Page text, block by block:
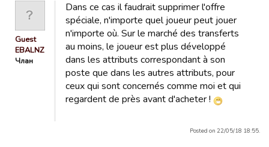
Guest
EBALNZ
Члан
Dans ce cas il faudrait supprimer l'offre
spéciale, n'importe quel joueur peut jouer
n'importe où. Sur le marché des transferts
au moins, le joueur est plus développé
dans les attributs correspondant à son
poste que dans les autres attributs, pour
ceux qui sont concernés comme moi et qui
regardent de près avant d'acheter !
Posted on 22/05/18 18:55.